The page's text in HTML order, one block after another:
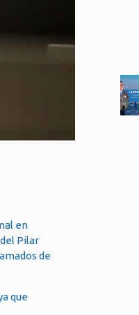
en
Pilar
de
que